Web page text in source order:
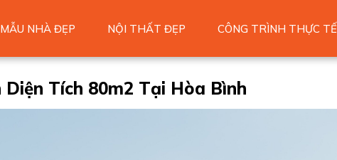
MẪU NHÀ ĐẸP NỘI THẤT ĐẸP CÔNG TRÌNH THỰC TẾ
Tích 80m2 Tại Hòa Bình